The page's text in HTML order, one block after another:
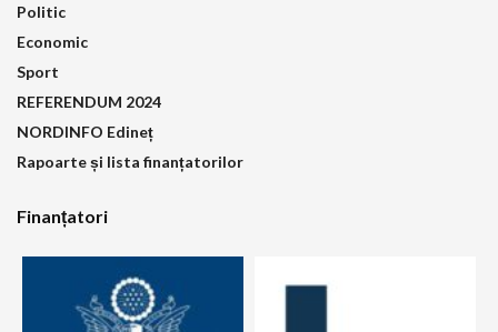
Politic
Economic
Sport
REFERENDUM 2024
NORDINFO Edineț
Rapoarte și lista finanțatorilor
Finanțatori